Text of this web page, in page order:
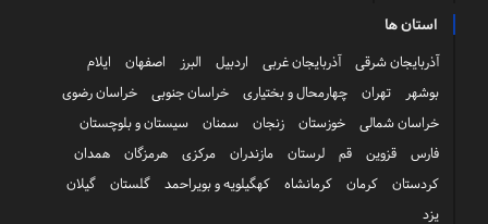
استان ها
آذربایجان شرقی آذربایجان غربی اردبیل البرز اصفهان
ایلام
بوشهر
تهران چهارمحال و بختیاری خراسان جنوبی
خراسان رضوی
خراسان شمالی
خوزستان زنجان سمنان
سیستان و بلوچستان
فارس
قزوین قم لرستان مازندران مرکزی هرمزگان
همدان
کردستان
کرمان کرمانشاه کهگیلویه و بویراحمد گلستان
گیلان
یزد